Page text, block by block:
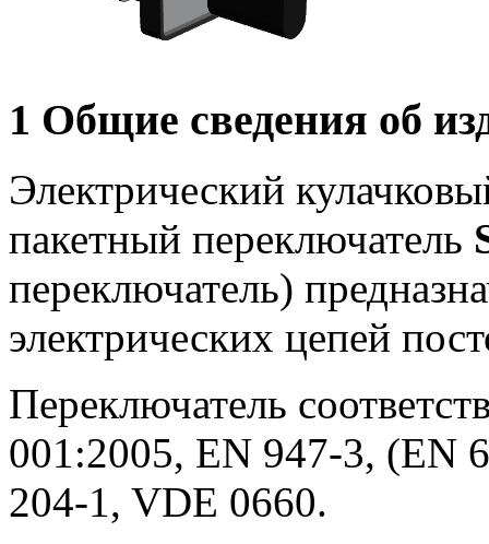
1 Общие сведения об
Электрический
пакетный переключатель
переключатель)
электрических цепей
Переключатель
001:2005, EN 947-3, (EN
204-1, VDE 0660.